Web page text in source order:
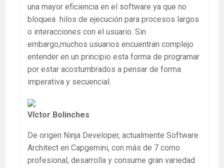
una mayor eficiencia en el software ya que no
bloquea hilos de ejecución para procesos largos
o interacciones con el usuario. Sin
embargo,muchos usuarios encuentran complejo
entender en un principio esta forma de programar
por estar acostumbrados a pensar de forma
imperativa y secuencial.
Víctor Bolinches
De origen Ninja Developer, actualmente Software
Architect en Capgemini, con más de 7 como
profesional, desarrolla y consume gran variedad